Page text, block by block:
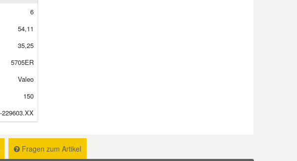
6
54,11
35,25
5705ER
Valeo
150
229603.XX
Fragen zum Artikel